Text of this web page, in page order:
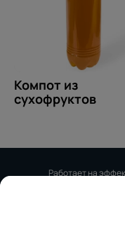
Компот из
сухофруктов
Работает на